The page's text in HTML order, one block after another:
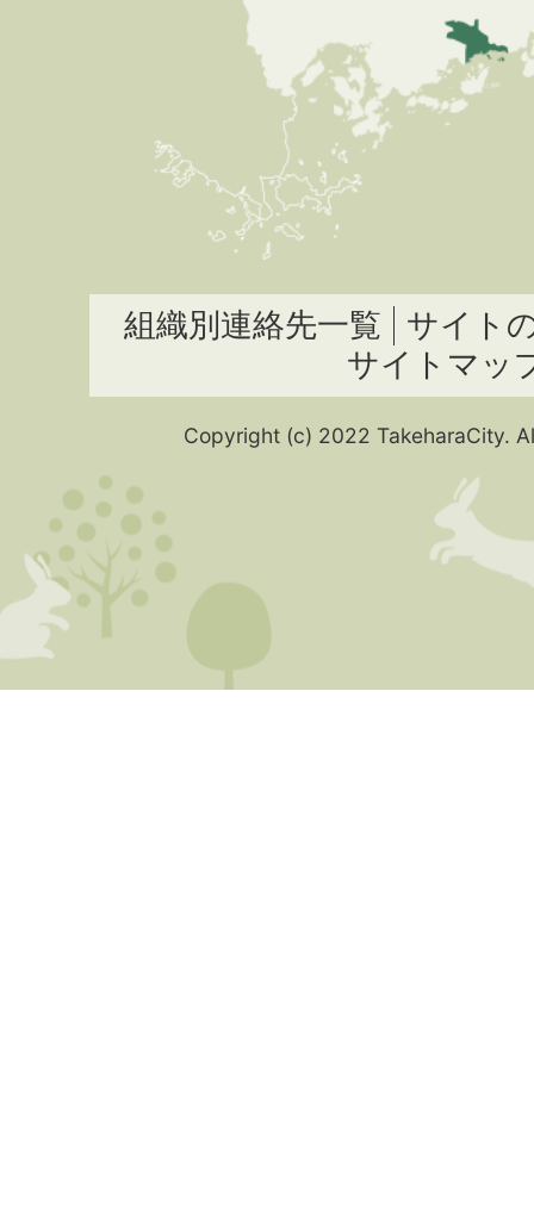
組織別連絡先一覧
サイト
サイトマッ
Copyright (c) 2022 TakeharaCity.